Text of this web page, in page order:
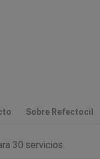
Sobre Refectocil
30 servicios.